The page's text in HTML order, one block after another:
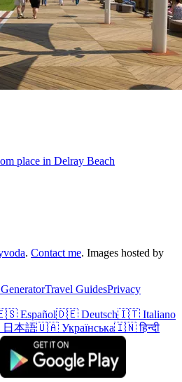
. Contact me. Images hosted by
Travel GuidesPrivacy
Español🇩🇪 Deutsch🇮🇹 Italiano
本語🇺🇦 Українська🇮🇳 हिन्दी